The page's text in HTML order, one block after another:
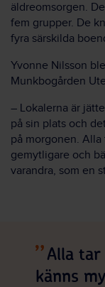
äldreomsorgen.
fem grupper. De
fyra särskilda
Yvonne Nilsson
Munkbogården
– Lokalerna är
på sin plats och
på morgonen.
gemytligare och
varandra, som en
Alla tar
känns